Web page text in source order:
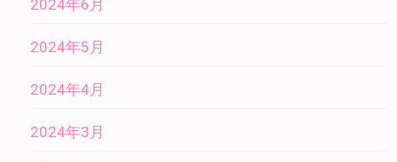
2024年6月
2024年5月
2024年4月
2024年3月